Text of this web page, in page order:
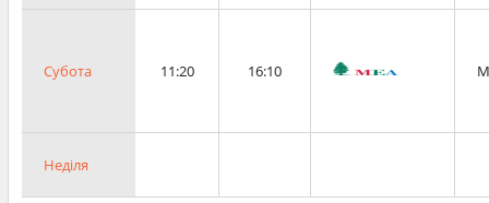
Субота 11:20 16:10
Неділя